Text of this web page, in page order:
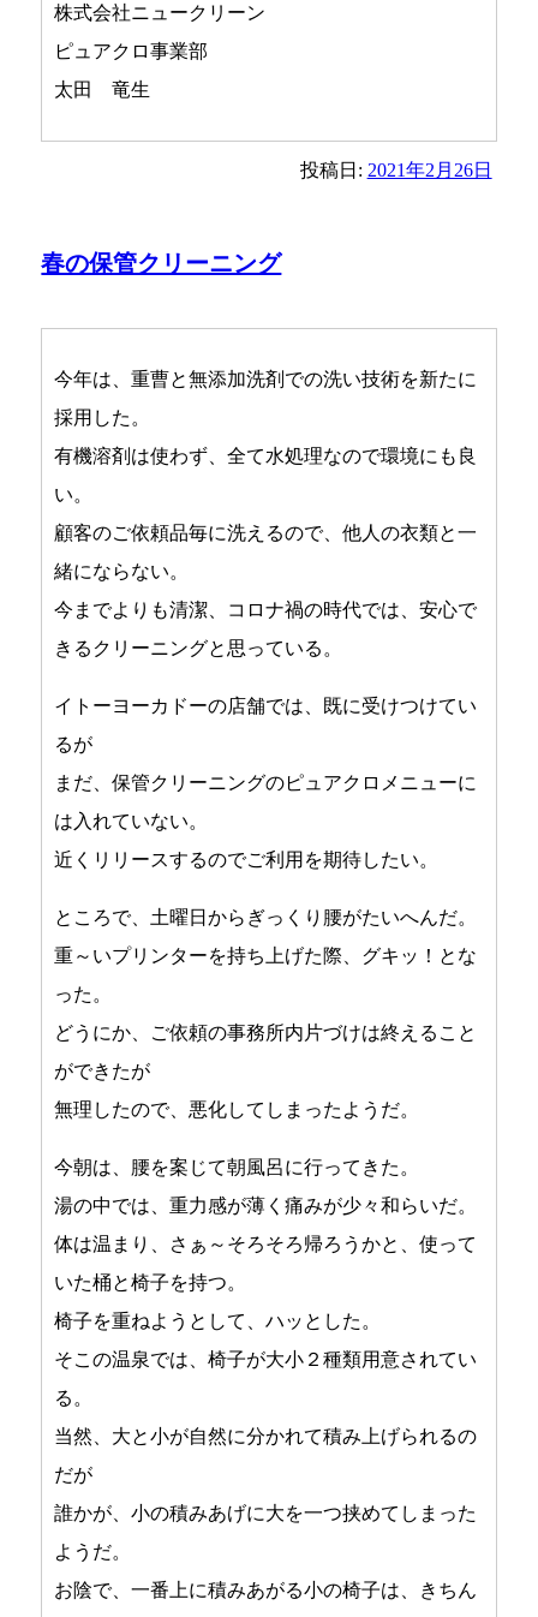
株式会社ニュークリーン
ピュアクロ事業部
太田 竜生
投稿日: 2021年2月26日
春の保管クリーニング
今年は、重曹と無添加洗剤での洗い技術を新たに
採用した。
有機溶剤は使わず、全て水処理なので環境にも良
い。
顧客のご依頼品毎に洗えるので、他人の衣類と一
緒にならない。
今までよりも清潔、コロナ禍の時代では、安心で
きるクリーニングと思っている。
イトーヨーカドーの店舗では、既に受けつけてい
るが
まだ、保管クリーニングのピュアクロメニューに
は入れていない。
近くリリースするのでご利用を期待したい。
ところで、土曜日からぎっくり腰がたいへんだ。
重～いプリンターを持ち上げた際、グキッ！とな
った。
どうにか、ご依頼の事務所内片づけは終えること
ができたが
無理したので、悪化してしまったようだ。
今朝は、腰を案じて朝風呂に行ってきた。
湯の中では、重力感が薄く痛みが少々和らいだ。
体は温まり、さぁ～そろそろ帰ろうかと、使って
いた桶と椅子を持つ。
椅子を重ねようとして、ハッとした。
そこの温泉では、椅子が大小２種類用意されてい
る。
当然、大と小が自然に分かれて積み上げられるの
だが
誰かが、小の積みあげに大を一つ挟めてしまった
ようだ。
お陰で、一番上に積みあがる小の椅子は、きちん